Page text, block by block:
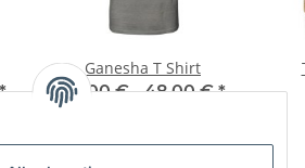
*
Ganesha T Shirt
45,00 € -48,00 €*